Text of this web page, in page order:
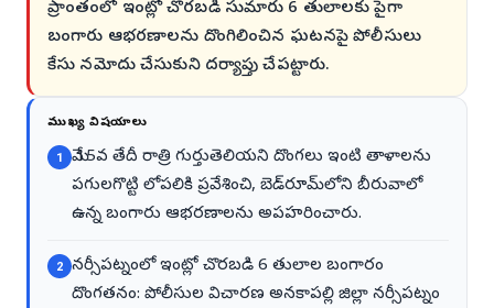
ప్రాంతంలో ఇంట్లో చొరబడి సుమారు 6 తులాలకు పైగా
బంగారు ఆభరణాలను దొంగిలించిన ఘటనపై పోలీసులు
కేసు నమోదు చేసుకుని దర్యాప్తు చేపట్టారు.
ముఖ్య విషయాలు
1
మే 15వ తేదీ రాత్రి గుర్తుతెలియని దొంగలు ఇంటి తాళాలను
పగులగొట్టి లోపలికి ప్రవేశించి, బెడ్‌రూమ్‌లోని బీరువాలో
ఉన్న బంగారు ఆభరణాలను అపహరించారు.
2
నర్సీపట్నంలో ఇంట్లో చొరబడి 6 తులాల బంగారం
దొంగతనం: పోలీసుల విచారణ అనకాపల్లి జిల్లా నర్సీపట్నం